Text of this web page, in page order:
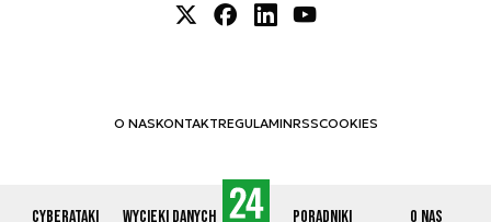
Cyberataki Wycieki danych Poradniki O nas
O NASKONTAKTREGULAMINRSSCOOKIES